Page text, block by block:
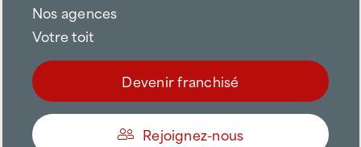
Nos agences
Votre toit
Devenir franchisé
Rejoignez-nous